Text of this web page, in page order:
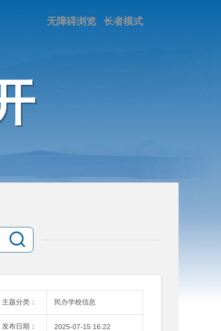
长者模式
无障碍浏览
主题分类： 民办学校信息
发布日期： 2025-07-15 16:22